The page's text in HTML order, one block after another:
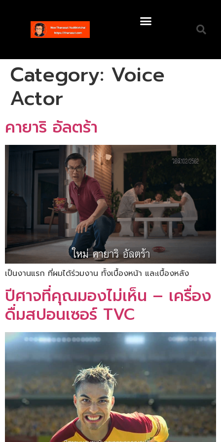
Category: Voice
Actor
คายาริ อัลตร้า
เป็นงานแรก ที่ผมได้ร่วมงาน ทั้งเบื้องหน้า และเบื้องหลัง
ปีศาจที่คุณมองไม่เห็น – เครื่อง
ดื่มสปอนเซอร์ TVC